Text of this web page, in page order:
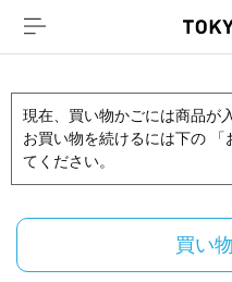
現在、買い物かごには商品が
お買い物を続けるには下の
てください。
買い